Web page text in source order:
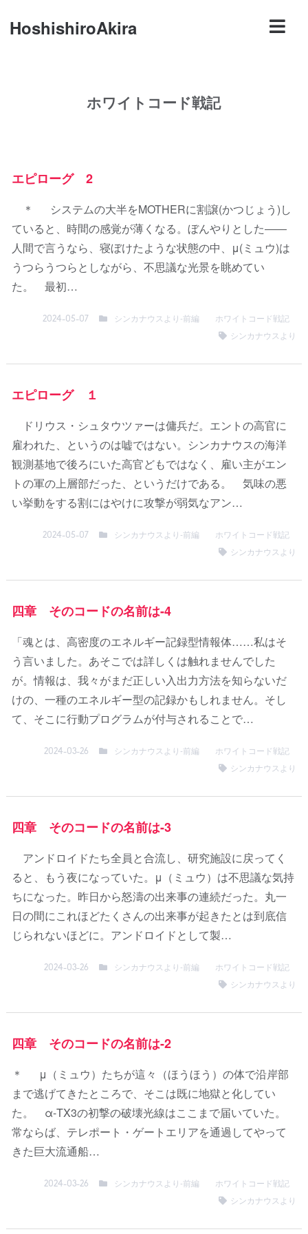
HoshishiroAkira
ホワイトコード戦記
エピローグ 2
＊ システムの大半をMOTHERに割譲(かつじょう)し
ていると、時間の感覚が薄くなる。ぼんやりとした――
人間で言うなら、寝ぼけたような状態の中、μ(ミュウ)は
うつらうつらとしながら、不思議な光景を眺めてい
た。 最初…
2024-05-07 シンカナウスより-前編
ホワイトコード戦記
シンカナウスより
エピローグ １
ドリウス・シュタウツァーは傭兵だ。エントの高官に
雇われた、というのは嘘ではない。シンカナウスの海洋
観測基地で後ろにいた高官どもではなく、雇い主がエン
トの軍の上層部だった、というだけである。 気味の悪
い挙動をする割にはやけに攻撃が弱気なアン…
2024-05-07 シンカナウスより-前編
ホワイトコード戦記
シンカナウスより
四章 そのコードの名前は-4
「魂とは、高密度のエネルギー記録型情報体……私はそ
う言いました。あそこでは詳しくは触れませんでした
が。情報は、我々がまだ正しい入出力方法を知らないだ
けの、一種のエネルギー型の記録かもしれません。そし
て、そこに行動プログラムが付与されることで…
2024-03-26 シンカナウスより-前編
ホワイトコード戦記
シンカナウスより
四章 そのコードの名前は-3
アンドロイドたち全員と合流し、研究施設に戻ってく
ると、もう夜になっていた。μ（ミュウ）は不思議な気持
ちになった。昨日から怒濤の出来事の連続だった。丸一
日の間にこれほどたくさんの出来事が起きたとは到底信
じられないほどに。アンドロイドとして製…
2024-03-26 シンカナウスより-前編
ホワイトコード戦記
シンカナウスより
四章 そのコードの名前は-2
＊ μ（ミュウ）たちが這々（ほうほう）の体で沿岸部
まで逃げてきたところで、そこは既に地獄と化してい
た。 α-TX3の初撃の破壊光線はここまで届いていた。
常ならば、テレポート・ゲートエリアを通過してやって
きた巨大流通船…
2024-03-26 シンカナウスより-前編
ホワイトコード戦記
シンカナウスより